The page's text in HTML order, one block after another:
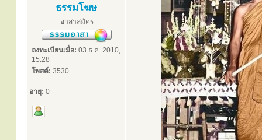
ธรรมโฆษ
อาสาสมัคร
ลงทะเบียนเมื่อ: 03 ธ.ค. 2010,
15:28
โพสต์: 3530
อายุ: 0